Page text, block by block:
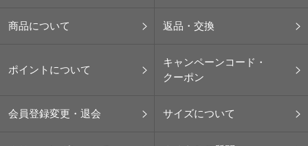
商品について 返品・交換
ポイントについて
キャンペーンコード・
クーポン
会員登録変更・退会 サイズについて